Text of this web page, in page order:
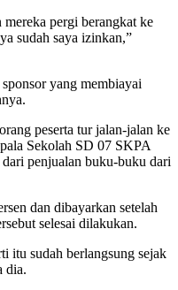
mereka pergi berangkat ke
sudah saya izinkan,”
yang membiayai
peserta tur jalan-jalan ke
Sekolah SD 07 SKPA
dari penjualan buku-buku dari
dan dibayarkan setelah
selesai dilakukan.
itu sudah berlangsung sejak
dia.